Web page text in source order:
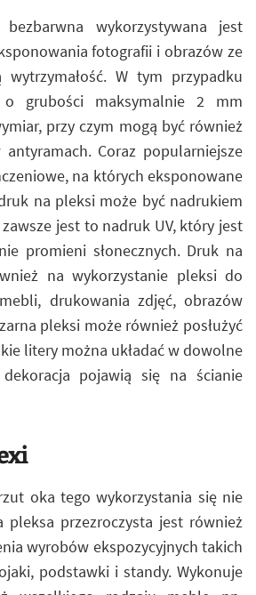
bezbarwna wykorzystywana jest
fotografii i obrazów ze
W tym przypadku
grubości maksymalnie 2 mm
przy czym mogą być również
Coraz popularniejsze
na których eksponowane
na pleksi może być nadrukiem
jest to nadruk UV, który jest
promieni słonecznych. Druk na
na wykorzystanie pleksi do
drukowania zdjęć, obrazów
pleksi może również posłużyć
litery można układać w dowolne
pojawią się na ścianie
oka tego wykorzystania się nie
pleksa przezroczysta jest również
wyrobów ekspozycyjnych takich
podstawki i standy. Wykonuje